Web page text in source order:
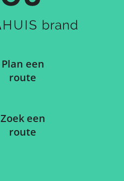
Plan een
route
Zoek een
route